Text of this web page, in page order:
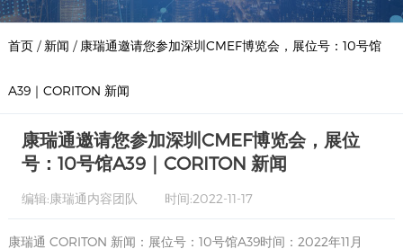
首页/ 新闻 / 康瑞通邀请您参加深圳CMEF博览会，展位号：10号馆
A39｜CORITON 新闻
康瑞通邀请您参加深圳CMEF博览会，展位
号：10号馆A39｜CORITON 新闻
编辑:康瑞通内容团队 时间:2022-11-17
康瑞通 CORITON 新闻：展位号：10号馆A39时间：2022年11月